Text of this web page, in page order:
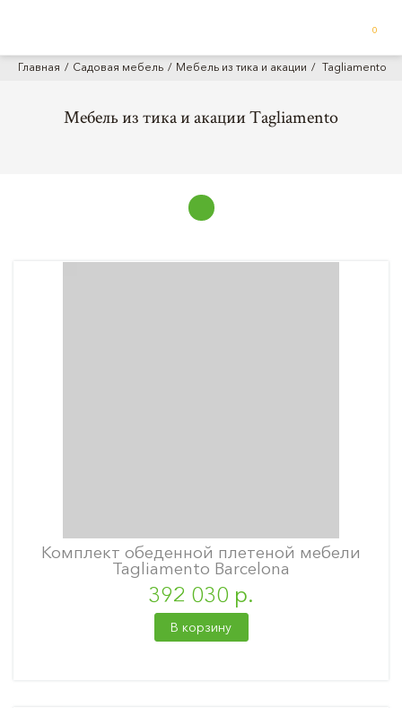
0
Главная Садовая мебель Мебель из тика и акации Tagliamento
Мебель из тика и акации Tagliamento
Комплект обеденной плетеной мебели
Tagliamento Barcelona
392 030 р.
В корзину